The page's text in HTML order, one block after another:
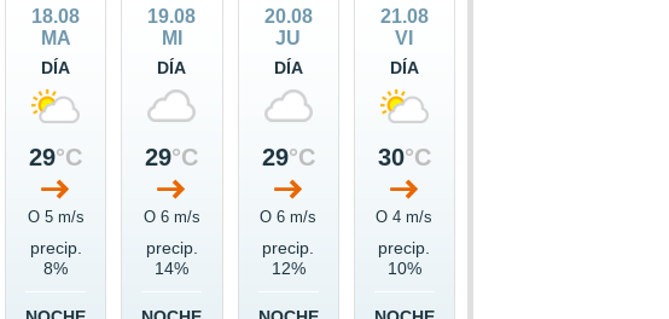
18.08
MA
DÍA
29°C
O 5 m/s
precip.
8%
19.08
MI
DÍA
29°C
O 6 m/s
precip.
14%
20.08
JU
DÍA
29°C
O 6 m/s
precip.
12%
21.08
VI
DÍA
30°C
O 4 m/s
precip.
10%